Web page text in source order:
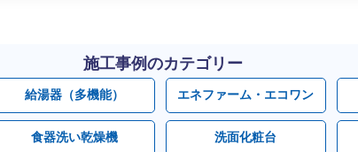
施工事例のカテゴリー
給湯器（多機能） エネファーム・エコワン
食器洗い乾燥機 洗面化粧台